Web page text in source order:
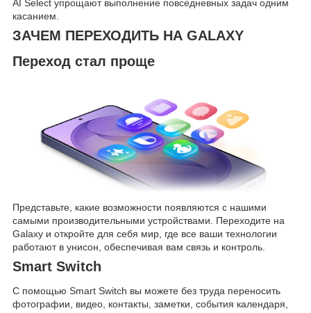
AI Select упрощают выполнение повседневных задач одним
касанием.
ЗАЧЕМ ПЕРЕХОДИТЬ НА GALAXY
Переход стал проще
Представьте, какие возможности появляются с нашими
самыми производительными устройствами. Переходите на
Galaxy и откройте для себя мир, где все ваши технологии
работают в унисон, обеспечивая вам связь и контроль.
Smart Switch
С помощью Smart Switch вы можете без труда переносить
фотографии, видео, контакты, заметки, события календаря,